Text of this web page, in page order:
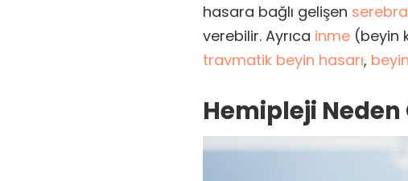
hasara bağlı gelişen
verebilir. Ayrıca inme (beyin
travmatik beyin hasarı,
Hemipleji Neden